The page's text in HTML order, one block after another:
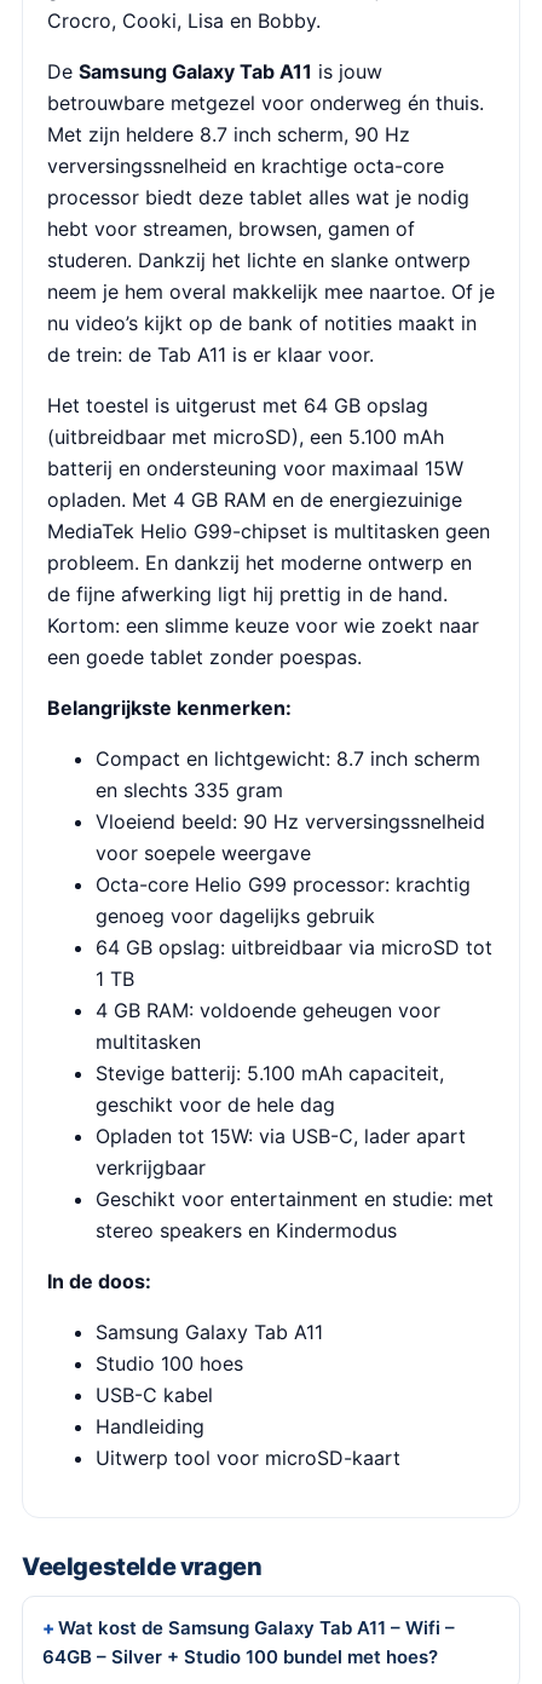
Crocro, Cooki, Lisa en Bobby.
De Samsung Galaxy Tab A11 is jouw
betrouwbare metgezel voor onderweg én thuis.
Met zijn heldere 8.7 inch scherm, 90 Hz
verversingssnelheid en krachtige octa-core
processor biedt deze tablet alles wat je nodig
hebt voor streamen, browsen, gamen of
studeren. Dankzij het lichte en slanke ontwerp
neem je hem overal makkelijk mee naartoe. Of je
nu video’s kijkt op de bank of notities maakt in
de trein: de Tab A11 is er klaar voor.
Het toestel is uitgerust met 64 GB opslag
(uitbreidbaar met microSD), een 5.100 mAh
batterij en ondersteuning voor maximaal 15W
opladen. Met 4 GB RAM en de energiezuinige
MediaTek Helio G99-chipset is multitasken geen
probleem. En dankzij het moderne ontwerp en
de fijne afwerking ligt hij prettig in de hand.
Kortom: een slimme keuze voor wie zoekt naar
een goede tablet zonder poespas.
Belangrijkste kenmerken:
Compact en lichtgewicht: 8.7 inch scherm
en slechts 335 gram
Vloeiend beeld: 90 Hz verversingssnelheid
voor soepele weergave
Octa-core Helio G99 processor: krachtig
genoeg voor dagelijks gebruik
64 GB opslag: uitbreidbaar via microSD tot
1 TB
4 GB RAM: voldoende geheugen voor
multitasken
Stevige batterij: 5.100 mAh capaciteit,
geschikt voor de hele dag
Opladen tot 15W: via USB-C, lader apart
verkrijgbaar
Geschikt voor entertainment en studie: met
stereo speakers en Kindermodus
In de doos:
Samsung Galaxy Tab A11
Studio 100 hoes
USB-C kabel
Handleiding
Uitwerp tool voor microSD-kaart
Veelgestelde vragen
Wat kost de Samsung Galaxy Tab A11 – Wifi –
64GB – Silver + Studio 100 bundel met hoes?